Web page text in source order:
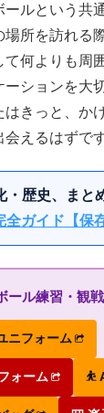
ールという共
場所を訪れる
て何よりも周
ーションを大
はきっと、か
会えるはずで
・歴史、ま
ガイド【保
ール練習・観
ニフォーム
ォーム ⛹